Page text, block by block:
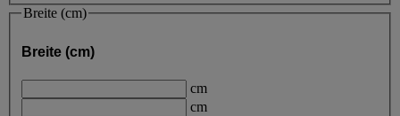
Breite (cm)
Breite (cm)
cm
cm